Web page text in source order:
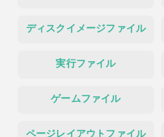
ディスクイメージファイル
実行ファイル
ゲームファイル
ページレイアウトファイル